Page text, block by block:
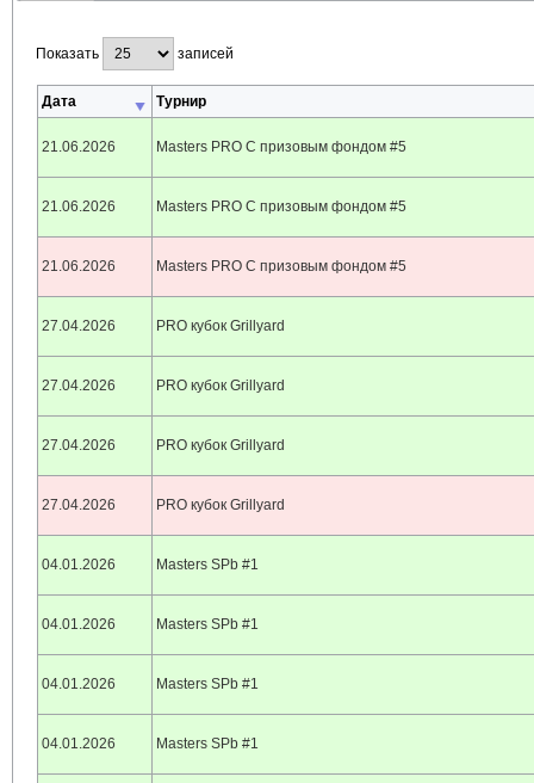
Показать записей
Дата Турнир
21.06.2026 Masters PRO С призовым фондом #5
21.06.2026 Masters PRO С призовым фондом #5
21.06.2026 Masters PRO С призовым фондом #5
27.04.2026 PRO кубок Grillyard
27.04.2026 PRO кубок Grillyard
27.04.2026 PRO кубок Grillyard
27.04.2026 PRO кубок Grillyard
04.01.2026 Masters SPb #1
04.01.2026 Masters SPb #1
04.01.2026 Masters SPb #1
04.01.2026 Masters SPb #1